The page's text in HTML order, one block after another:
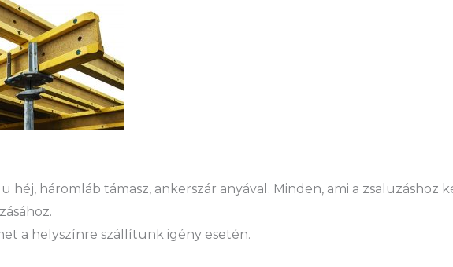
héj, háromláb támasz, ankerszár anyával. Minden, ami a zsaluzáshoz
a helyszínre szállítunk igény esetén.